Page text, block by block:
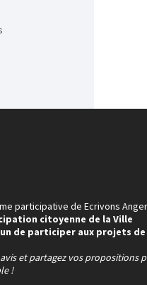
participative de Ecrivons
citoyenne de la Ville
de participer aux projets de
et partagez vos propositions
!